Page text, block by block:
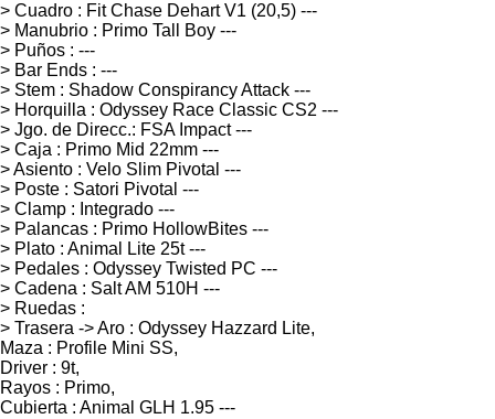
> Cuadro : Fit Chase Dehart V1 (20,5) ---
> Manubrio : Primo Tall Boy ---
> Puños : ---
> Bar Ends : ---
> Stem : Shadow Conspirancy Attack ---
> Horquilla : Odyssey Race Classic CS2 ---
> Jgo. de Direcc.: FSA Impact ---
> Caja : Primo Mid 22mm ---
> Asiento : Velo Slim Pivotal ---
> Poste : Satori Pivotal ---
> Clamp : Integrado ---
> Palancas : Primo HollowBites ---
> Plato : Animal Lite 25t ---
> Pedales : Odyssey Twisted PC ---
> Cadena : Salt AM 510H ---
> Ruedas :
> Trasera -> Aro : Odyssey Hazzard Lite,
Maza : Profile Mini SS,
Driver : 9t,
Rayos : Primo,
Cubierta : Animal GLH 1.95 ---